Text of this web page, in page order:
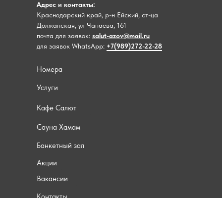
Номера
Услуги
Акции
Вакансии
Адрес и контакты:
Краснодарский край, р-н Ейский, ст-ца
Должанская, ул Чапаева, 161
почта для заявок: salut-azov@mail.ru
для заявок WhatsApp: +7(989)272-22-28
Кафе Салют
Сауна Хамам
Банкетный зал